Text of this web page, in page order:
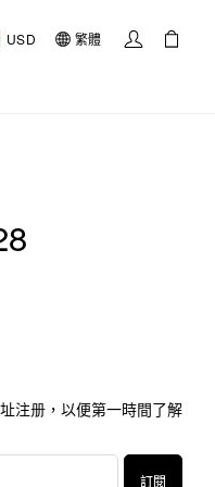
USD 繁體
注册，以便第一時間了解
訂閱